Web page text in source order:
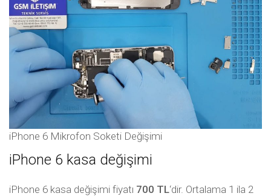
iPhone 6 Mikrofon Soketi Değişimi
iPhone 6 kasa değişimi
iPhone 6 kasa değişimi fiyatı 700 TL‘dir. Ortalama 1 ila 2